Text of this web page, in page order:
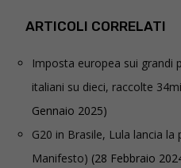
ARTICOLI CORRELATI
Imposta europea sui grandi
italiani su dieci, raccolte
Gennaio 2025)
G20 in Brasile, Lula lancia
Manifesto) (28 Febbraio